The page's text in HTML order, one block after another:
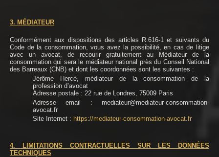
3. MÉDIATEUR
Conformément aux dispositions des articles R.616-1 et suivants du
Code de la consommation, vous avez la possibilité, en cas de litige
avec un avocat, de recourir gratuitement au Médiateur de la
consommation qui sera le médiateur national près du Conseil National
des Barreaux (CNB) et dont les coordonnées sont les suivantes :
Jérôme Hercé, médiateur de la consommation de la
profession d’avocat
Adresse postale : 22 rue de Londres, 75009 Paris
Adresse email : mediateur@mediateur-consommation-
avocat.fr
Site Internet : https://mediateur-consommation-avocat.fr
4. LIMITATIONS CONTRACTUELLES SUR LES DONNÉES
TECHNIQUES